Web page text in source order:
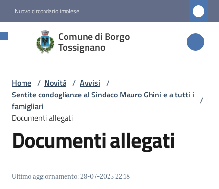
Nuovo circondario imolese
Comune di Borgo
Tossignano
Comune di
Borgo
Amministrazione
Novità
Menu selezionato
Home / Novità / Avvisi /
Sentite condoglianze al Sindaco Mauro Ghini e a tutti i
famigliari
/
Documenti allegati
Documenti allegati
Ultimo aggiornamento:28-07-2025 22:18